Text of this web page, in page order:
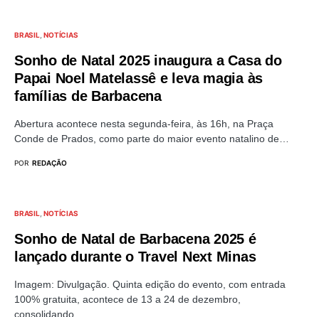
BRASIL NOTÍCIAS
Sonho de Natal 2025 inaugura a Casa do
Papai Noel Matelassê e leva magia às
famílias de Barbacena
Abertura acontece nesta segunda-feira, às 16h, na Praça
Conde de Prados, como parte do maior evento natalino de…
POR REDAÇÃO
BRASIL NOTÍCIAS
Sonho de Natal de Barbacena 2025 é
lançado durante o Travel Next Minas
Imagem: Divulgação. Quinta edição do evento, com entrada
100% gratuita, acontece de 13 a 24 de dezembro,
consolidando…